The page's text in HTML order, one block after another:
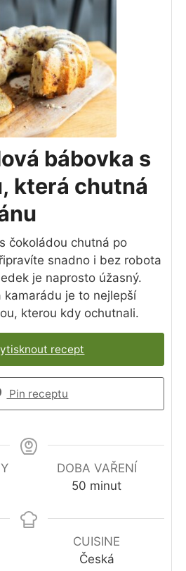
bábovka s
která chutná
čokoládou chutná po
snadno i bez robota
je naprosto úžasný.
kamarádu je to nejlepší
kterou kdy ochutnali.
recept
Pin receptu
DOBA VAŘENÍ
50 minutes
minut
CUISINE
Česká